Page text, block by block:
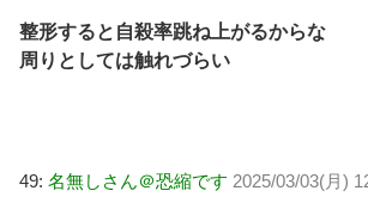
整形すると自殺率跳ね上がるからな
周りとしては触れづらい
49: 名無しさん＠恐縮です 2025/03/03(月)